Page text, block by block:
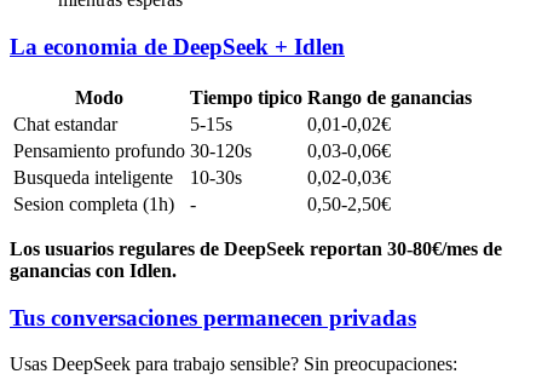
La economia de DeepSeek + Idlen
Modo Tiempo tipico Rango de ganancias
Chat estandar
5-15s
0,01-0,02€
Pensamiento profundo 30-120s
0,03-0,06€
Busqueda inteligente
10-30s
0,02-0,03€
Sesion completa (1h)
- 0,50-2,50€
Los usuarios regulares de DeepSeek reportan 30-80€/mes de
ganancias con Idlen.
Tus conversaciones permanecen privadas
Usas DeepSeek para trabajo sensible? Sin preocupaciones: